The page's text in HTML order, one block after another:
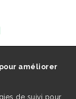
améliorer
de suivi pour